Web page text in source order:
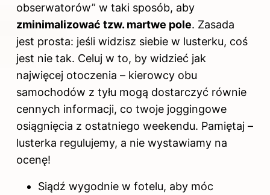
obserwatorów” w taki sposób, aby
zminimalizować tzw. martwe pole. Zasada
jest prosta: jeśli widzisz siebie w lusterku, coś
jest nie tak. Celuj w to, by widzieć jak
najwięcej otoczenia – kierowcy obu
samochodów z tyłu mogą dostarczyć równie
cennych informacji, co twoje joggingowe
osiągnięcia z ostatniego weekendu. Pamiętaj –
lusterka regulujemy, a nie wystawiamy na
ocenę!
Siądź wygodnie w fotelu, aby móc